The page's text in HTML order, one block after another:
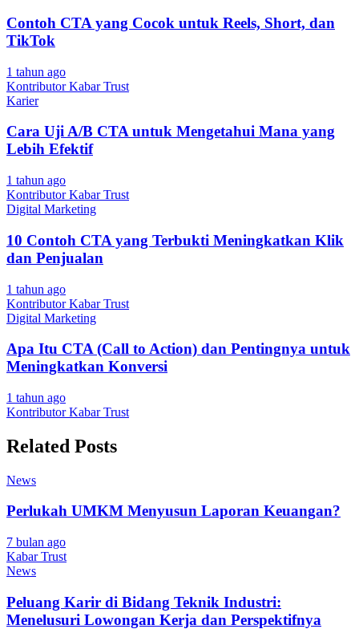
Contoh CTA yang Cocok untuk Reels, Short, dan
TikTok
1 tahun ago
Kontributor Kabar Trust
Karier
Cara Uji A/B CTA untuk Mengetahui Mana yang
Lebih Efektif
1 tahun ago
Kontributor Kabar Trust
Digital Marketing
10 Contoh CTA yang Terbukti Meningkatkan Klik
dan Penjualan
1 tahun ago
Kontributor Kabar Trust
Digital Marketing
Apa Itu CTA (Call to Action) dan Pentingnya untuk
Meningkatkan Konversi
1 tahun ago
Kontributor Kabar Trust
Related Posts
News
Perlukah UMKM Menyusun Laporan Keuangan?
7 bulan ago
Kabar Trust
News
Peluang Karir di Bidang Teknik Industri:
Menelusuri Lowongan Kerja dan Perspektifnya